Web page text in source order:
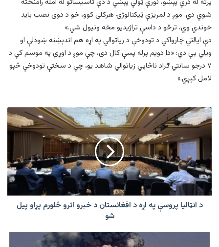
شوې دي. موږ د لمریزې ټیکنالوژۍ هرکلی کوو، خو د دوی نصب باید
خوندي وي، ترڅو د داسې تراژیدیو مخه ونیول شي.»
دې ایالتي چارواکي د تودوخې د زیاتوالي په اړه هم اندېښنه ښودلې او
ویلي یې دي: «دا دویم پرله پسې کال دی، چې موږ د اوړي په موسم کې د
۷ درجو سانتي ګراد ناڅاپي زیاتوالي شاهد یو، چې د سختې تودوخې څپو
لامل کېږي.»
د
انټالیا
اړه
د
افغانستان
د
خبرو
پیل
د انټالیا پروسې په اړه د افغانستان د خبرو اترو څلورم پړاو پیل
شو